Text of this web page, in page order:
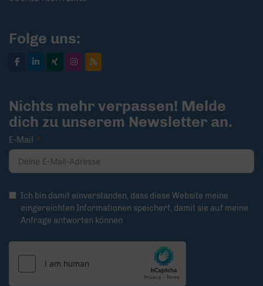
Folge uns:
Nichts mehr verpassen! Melde
dich zu unserem Newsletter an.
E-Mail
Ich bin damit einverstanden, dass diese Website meine
eingereichten Informationen speichert, damit sie auf meine
Anfrage antworten können